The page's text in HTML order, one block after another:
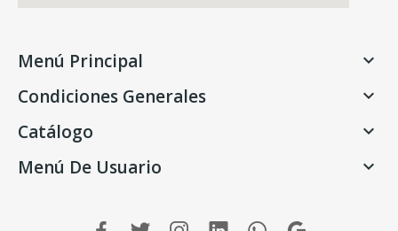
Menú Principal 
Condiciones Generales 
Catálogo 
Menú De Usuario 